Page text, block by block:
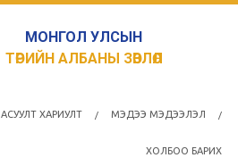
МОНГОЛ УЛСЫН
ТӨРИЙН АЛБАНЫ ЗӨВЛӨЛ
АСУУЛТ ХАРИУЛТ / МЭДЭЭ МЭДЭЭЛЭЛ /
ХОЛБОО БАРИХ